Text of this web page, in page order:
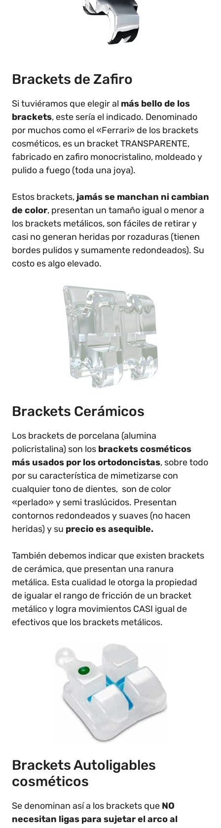
Brackets de Zafiro
Si tuviéramos que elegir al más bello de los
brackets, este sería el indicado. Denominado
por muchos como el «Ferrari» de los brackets
cosméticos, es un bracket TRANSPARENTE,
fabricado en zafiro monocristalino, moldeado y
pulido a fuego (toda una joya).
Estos brackets, jamás se manchan ni cambian
de color, presentan un tamaño igual o menor a
los brackets metálicos, son fáciles de retirar y
casi no generan heridas por rozaduras (tienen
bordes pulidos y sumamente redondeados). Su
costo es algo elevado.
Brackets Cerámicos
Los brackets de porcelana (alumina
policristalina) son los brackets cosméticos
más usados por los ortodoncistas, sobre todo
por su característica de mimetizarse con
cualquier tono de dientes, son de color
«perlado» y semi traslúcidos. Presentan
contornos redondeados y suaves (no hacen
heridas) y su precio es asequible.
También debemos indicar que existen brackets
de cerámica, que presentan una ranura
metálica. Esta cualidad le otorga la propiedad
de igualar el rango de fricción de un bracket
metálico y logra movimientos CASI igual de
efectivos que los brackets metálicos.
Brackets Autoligables
cosméticos
Se denominan así a los brackets que NO
necesitan ligas para sujetar el arco al